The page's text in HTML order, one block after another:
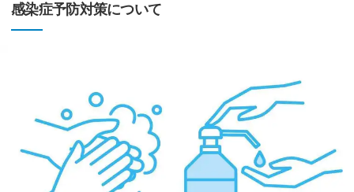
感染症予防対策について